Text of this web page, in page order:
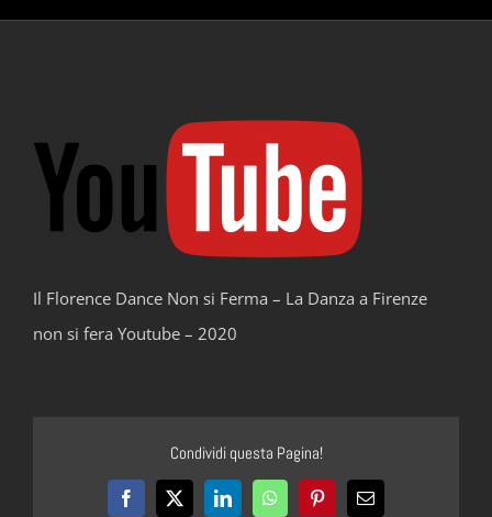
Il Florence Dance Non si Ferma – La Danza a Firenze
non si fera Youtube – 2020
Condividi questa Pagina!
Facebook
X LinkedInWhatsAppPinterestEmail